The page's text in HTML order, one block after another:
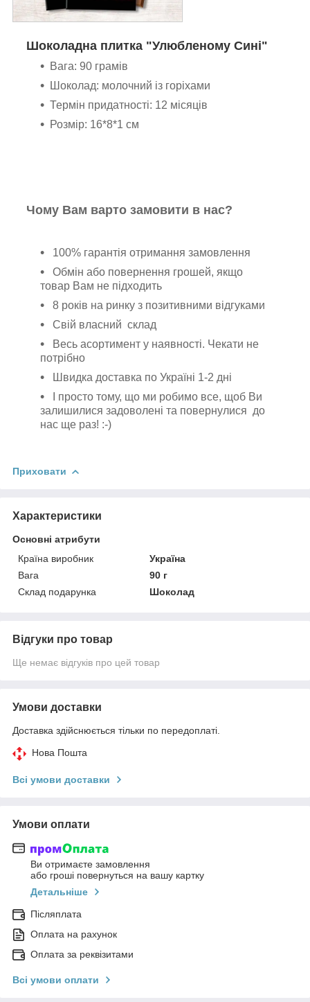
Шоколадна плитка "Улюбленому Сині"
Вага: 90 грамів
Шоколад: молочний із горіхами
Термін придатності: 12 місяців
Розмір: 16*8*1 см
Чому Вам варто замовити в нас?
100% гарантія отримання замовлення
Обмін або повернення грошей, якщо
товар Вам не підходить
8 років на ринку з позитивними відгуками
Свій власний склад
Весь асортимент у наявності. Чекати не
потрібно
Швидка доставка по Україні 1-2 дні
І просто тому, що ми робимо все, щоб Ви
залишилися задоволені та повернулися до
нас ще раз! :-)
Приховати
Характеристики
Основні атрибути
Країна виробник
Україна
Вага
90 г
Склад подарунка
Шоколад
Відгуки про товар
Ще немає відгуків про цей товар
Умови доставки
Доставка здійснюється тільки по передоплаті.
Нова Пошта
Всі умови доставки
Умови оплати
Ви отримаєте замовлення
або гроші повернуться на вашу картку
Детальніше
Післяплата
Оплата на рахунок
Оплата за реквізитами
Всі умови оплати